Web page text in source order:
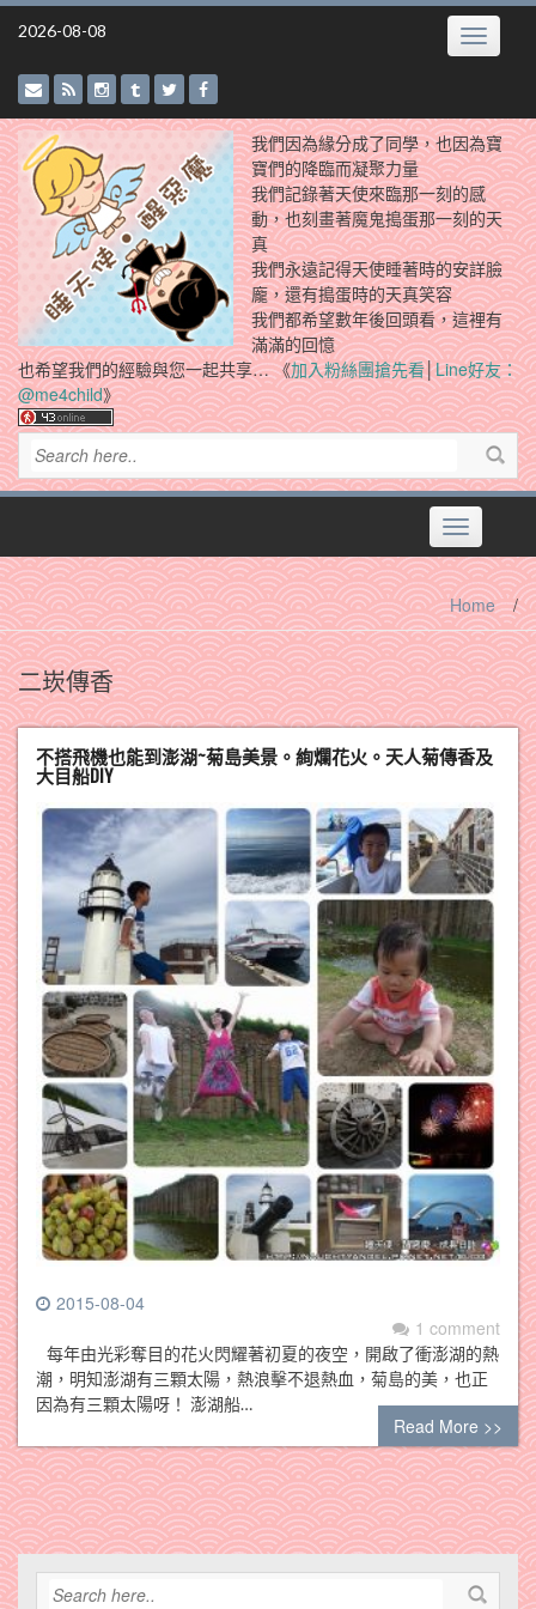
Skip
2026-08-08 Toggle
我們因為緣分成了同學，也因為寶
寶們的降臨而凝聚力量
我們記錄著天使來臨那一刻的感
動，也刻畫著魔鬼搗蛋那一刻的天
真
我們永遠記得天使睡著時的安詳臉
龐，還有搗蛋時的天真笑容
我們都希望數年後回頭看，這裡有
滿滿的回憶
也希望我們的經驗與您一起共享… 《加入粉絲團搶先看│Line好友：
@me4child》
Toggle
navigation
Home /
二崁傳香
不搭飛機也能到澎湖~菊島美景。絢爛花火。天人菊傳香及
大目船DIY
2015-08-04
1 comment
每年由光彩奪目的花火閃耀著初夏的夜空，開啟了衝澎湖的熱
潮，明知澎湖有三顆太陽，熱浪擊不退熱血，菊島的美，也正
因為有三顆太陽呀！ 澎湖船…
Read More >>